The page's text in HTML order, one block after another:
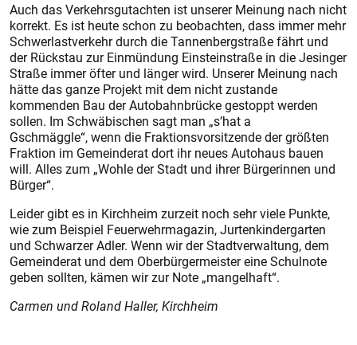
Auch das Verkehrsgutachten ist unserer Meinung nach nicht
korrekt. Es ist heute schon zu beobachten, dass immer mehr
Schwerlastverkehr durch die Tannenbergstraße fährt und
der Rückstau zur Einmündung Einsteinstraße in die Jesinger
Straße immer öfter und länger wird. Unserer Meinung nach
hätte das ganze Projekt mit dem nicht zustande
kommenden Bau der Autobahnbrücke gestoppt werden
sollen. Im Schwäbischen sagt man „s’hat a
Gschmäggle“, wenn die Fraktionsvorsitzende der größten
Fraktion im Gemeinderat dort ihr neues Autohaus bauen
will. Alles zum „Wohle der Stadt und ihrer Bürgerinnen und
Bürger“.
Leider gibt es in Kirchheim zurzeit noch sehr viele Punkte,
wie zum Beispiel Feuerwehrmagazin, Jurtenkindergarten
und Schwarzer Adler. Wenn wir der Stadtverwaltung, dem
Gemeinderat und dem Oberbürgermeister eine Schulnote
geben sollten, kämen wir zur Note „mangelhaft“.
Carmen und Roland Haller, Kirchheim